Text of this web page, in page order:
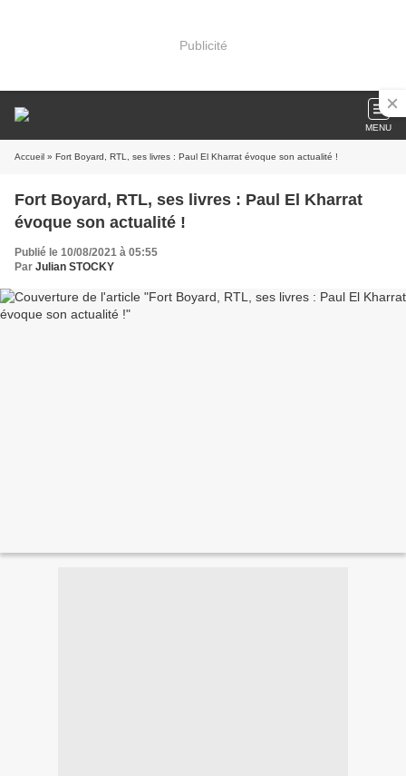
Publicité
MENU
Accueil » Fort Boyard, RTL, ses livres : Paul El Kharrat évoque son actualité !
Fort Boyard, RTL, ses livres : Paul El Kharrat
évoque son actualité !
Publié le 10/08/2021 à 05:55
Par Julian STOCKY